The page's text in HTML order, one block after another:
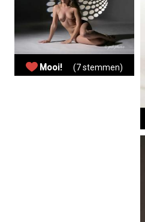
Mooi! (7 stemmen)